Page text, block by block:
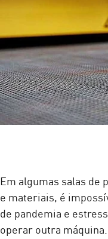
Em algumas salas de
e materiais, é
de pandemia e
operar outra